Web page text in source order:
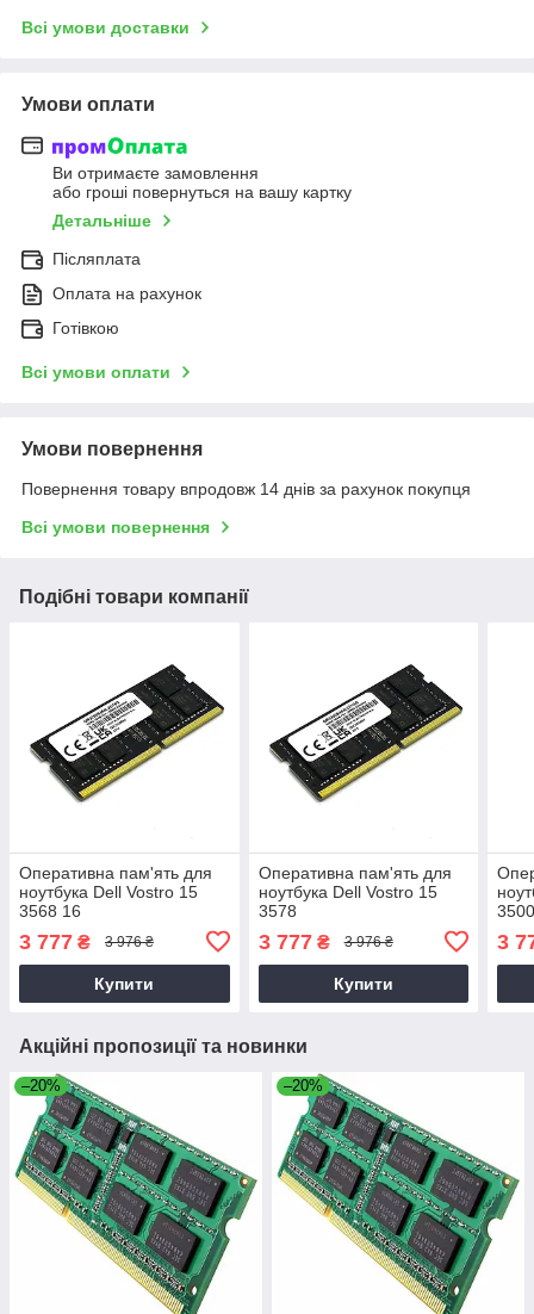
Всі умови доставки
Умови оплати
Ви отримаєте замовлення
або гроші повернуться на вашу картку
Детальніше
Післяплата
Оплата на рахунок
Готівкою
Всі умови оплати
Умови повернення
Повернення товару впродовж 14 днів за рахунок покупця
Всі умови повернення
Подібні товари компанії
Оперативна пам'ять для
ноутбука Dell Vostro 15
3568 16
3 777 ₴ 3 976 ₴
Купити
Оперативна пам'ять для
ноутбука Dell Vostro 15
3578
3 777₴ 3 976 ₴
Купити
3
Акційні пропозиції та новинки
–20% –20%